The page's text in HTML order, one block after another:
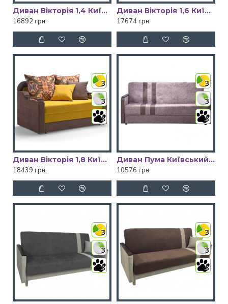
Диван Вікторія 1,4 Київський Стандарт
16892 грн.
Диван Вікторія 1,6 Київський Стандарт
17674 грн.
3
3
3
Диван Вікторія 1,8 Київський Стандарт
18439 грн.
3
3
3
Диван Пума Київський Стандарт
10576 грн.
3
3
3
3
3
3